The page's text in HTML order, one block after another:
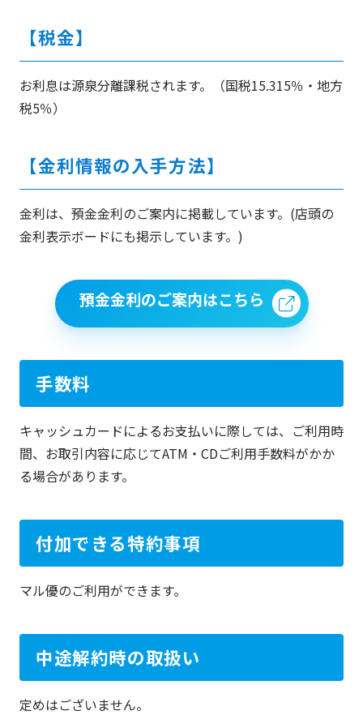
【税金】
お利息は源泉分離課税されます。（国税15.315％・地方
税5％）
【金利情報の入手方法】
金利は、預金金利のご案内に掲載しています。(店頭の
金利表示ボードにも掲示しています。)
預金金利のご案内はこちら
手数料
キャッシュカードによるお支払いに際しては、ご利用時
間、お取引内容に応じてATM・CDご利用手数料がかか
る場合があります。
付加できる特約事項
マル優のご利用ができます。
中途解約時の取扱い
定めはございません。